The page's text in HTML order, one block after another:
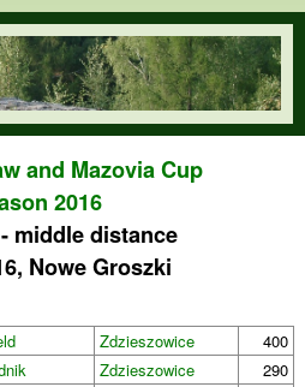
content
and Mazovia Cup
2016
middle distance
Nowe Groszki
Zdzieszowice
400
Zdzieszowice
290